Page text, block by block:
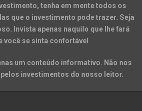
tenha em mente todos os
que o investimento pode trazer. Seja
Invista apenas naquilo que lhe fará
você se sinta confortável
um conteúdo informativo. Não nos
investimentos do nosso leitor.